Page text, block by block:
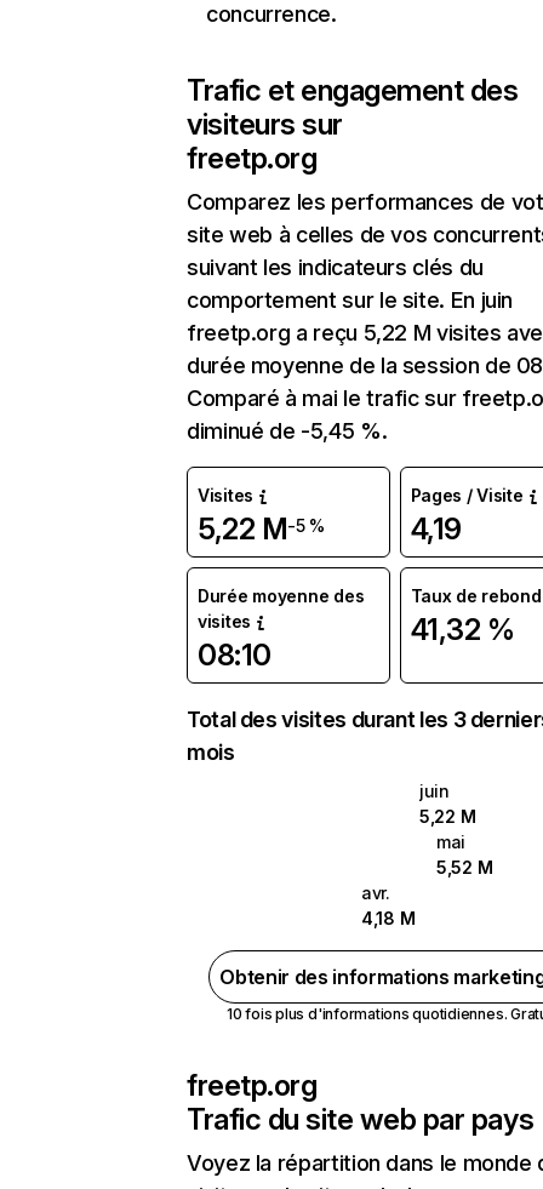
concurrence.
Trafic et engagement des
visiteurs sur
freetp.org
Comparez les performances de
site web à celles de vos
suivant les indicateurs clés du
comportement sur le site. En juin
freetp.org a reçu 5,22 M visites
durée moyenne de la session de
Comparé à mai le trafic sur
diminué de -5,45 %.
Visites
5,22 M-5 %
Pages / Visite
4,19
Durée moyenne des
visites
08:10
Taux de rebond
41,32 %
Total des visites durant les 3
mois
juin
5,22 M
mai
5,52 M
avr.
4,18 M
Obtenir des informations
10 fois plus d'informations quotidiennes.
freetp.org
Trafic du site web par pays
Voyez la répartition dans le monde